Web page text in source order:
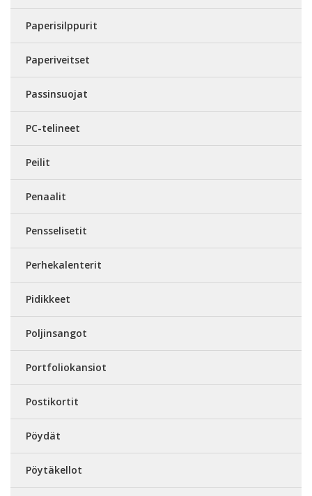
Paperisilppurit
Paperiveitset
Passinsuojat
PC-telineet
Peilit
Penaalit
Pensselisetit
Perhekalenterit
Pidikkeet
Poljinsangot
Portfoliokansiot
Postikortit
Pöydät
Pöytäkellot